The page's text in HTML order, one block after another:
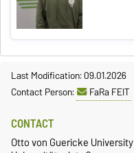
Last Modification: 09.01.2026
Contact Person:
FaRa FEIT
CONTACT
Otto von Guericke University